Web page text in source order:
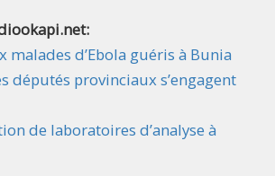
malades d’Ebola guéris à Bunia
députés provinciaux s’engagent
de laboratoires d’analyse à